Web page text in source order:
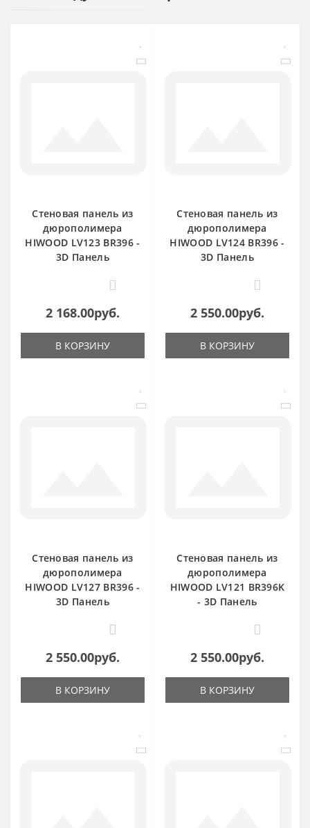
Стеновая панель из
дюрополимера
HIWOOD LV123 BR396 -
3D Панель
0
2 168.00руб.
В КОРЗИНУ
Стеновая панель из
дюрополимера
HIWOOD LV124 BR396 -
3D Панель
0
2 550.00руб.
В КОРЗИНУ
Стеновая панель из
дюрополимера
HIWOOD LV127 BR396 -
3D Панель
0
2 550.00руб.
В КОРЗИНУ
Стеновая панель из
дюрополимера
HIWOOD LV121 BR396K
- 3D Панель
0
2 550.00руб.
В КОРЗИНУ